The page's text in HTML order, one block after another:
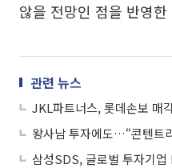
않을 전망인 점을 반영
관련 뉴스